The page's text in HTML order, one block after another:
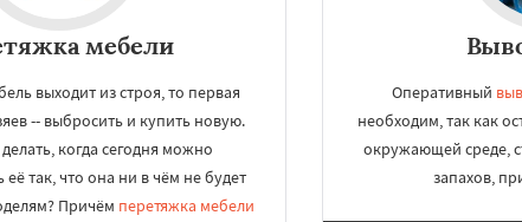
мебели
выходит из строя, то первая
-- выбросить и купить новую.
когда сегодня можно
так, что она ни в чём не будет
Причём перетяжка мебели
Оперативный
необходим, так как
окружающей среде,
запахов,